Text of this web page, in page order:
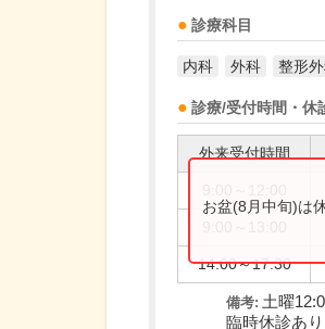
診療科目
内科 外科 整形
診療/受付時間・休
外来受付時間
14:00～17:30
お盆(8月中旬)は
備考: 土曜
臨時休診あり